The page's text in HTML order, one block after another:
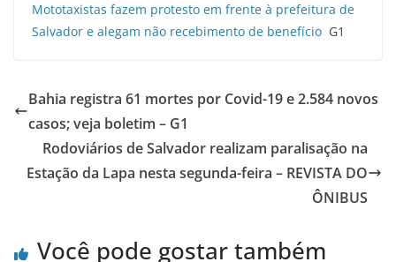
Mototaxistas fazem protesto em frente à prefeitura de
Salvador e alegam não recebimento de benefício G1
Bahia registra 61 mortes por Covid-19 e 2.584 novos
casos; veja boletim – G1
Rodoviários de Salvador realizam paralisação na
Estação da Lapa nesta segunda-feira – REVISTA DO
ÔNIBUS
Você pode gostar também